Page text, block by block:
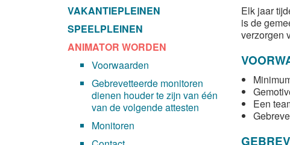
VAKANTIEPLEINEN
SPEELPLEINEN
ANIMATOR WORDEN
Voorwaarden
Gebrevetteerde monitoren
dienen houder te zijn van één
van de volgende attesten
Monitoren
Elk jaar
is de
verzorgen
Een